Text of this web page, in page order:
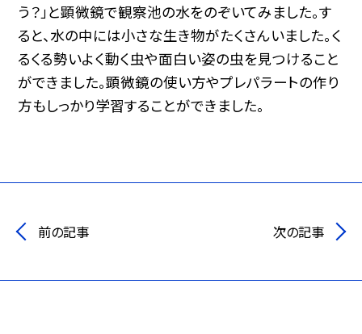
う？」と顕微鏡で観察池の水をのぞいてみました。す
ると、水の中には小さな生き物がたくさんいました。く
るくる勢いよく動く虫や面白い姿の虫を見つけること
ができました。顕微鏡の使い方やプレパラートの作り
方もしっかり学習することができました。
前の記事 次の記事